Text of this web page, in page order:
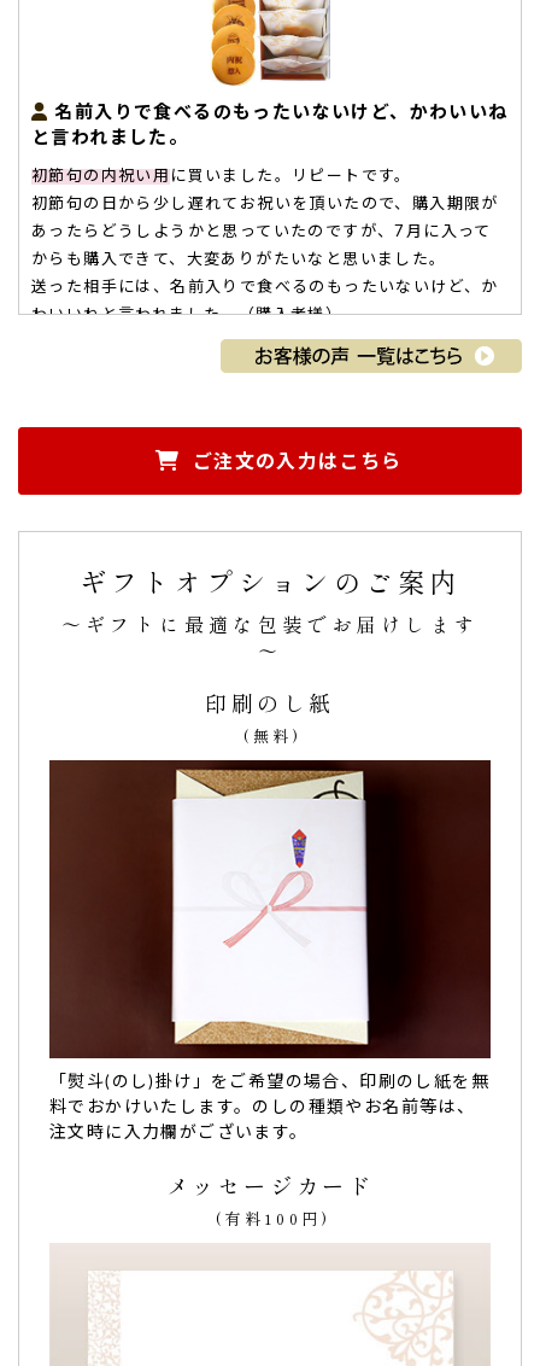
名前入りで食べるのもったいないけど、かわいいね
と言われました。
初節句の内祝い用 に買いました。リピートです。
初節句の日から少し遅れてお祝いを頂いたので、購入期限が
あったらどうしようかと思っていたのですが、7月に入って
からも購入できて、大変ありがたいなと思いました。
送った相手には、名前入りで食べるのもったいないけど、か
わいいねと言われました。（購入者様）
こどもの日 初節句の内祝い 名入れどら
名前も入っていて記念になり、とても喜んでもらえ
ました。
こどもの日のお祝いのお返し
で利用しました。
こどもの日モチーフのかわいいイラストが入り、
前も入っていて記念になり、味も美味しかったと、とても喜
んでもらえました。
こちらのお店でお願いして良かったです。
ありがとうございました。（おもちもちもち様）
こどもの日 初節句の内祝い 名入れどら
手土産にピッタリ！親族の皆さんに喜んで頂けまし
た！
息子の初節句で初めて利用させていただきました。Webで見
て可愛らしい感じだなと思って注文してみました！
印のイラストも可愛く目でも楽しませてもらいました！
また、丁寧な包装で可愛らしく、ちょうどいいサイズ感で手
また機会があったらお願いしたいと思います(^ ^)
丁寧な対応をありがとうございました(*^o^*)（あきママ
ご注文の入力はこちら
ギフトオプションのご案内
～ギフトに最適な包装でお届けします
～
印刷のし紙
(無料)
「熨斗(のし)掛け」をご希望の場合、印刷のし紙を無
料でおかけいたします。のしの種類やお名前等は、
注文時に入力欄がございます。
メッセージカード
(有料100円)